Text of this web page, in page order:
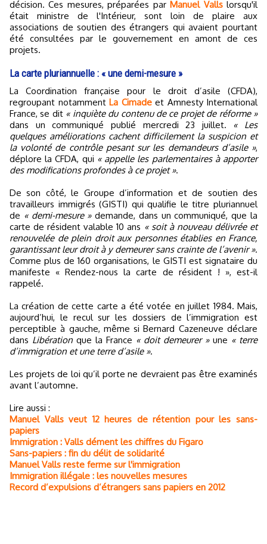
décision. Ces mesures, préparées parManuel Vallslorsqu'il
était ministre de l'Intérieur, sont loin de plaire aux
associations de soutien des étrangers qui avaient pourtant
été consultées par le gouvernement en amont de ces
projets.
La carte pluriannuelle : « une demi-mesure »
La Coordination française pour le droit d’asile (CFDA),
regroupant notamment La Cimadeet Amnesty International
France, se dit « inquiète du contenu de ce projet de réforme »
dans un communiqué publié mercredi 23 juillet. « Les
quelques améliorations cachent difficilement la suspicion et
la volonté de contrôle pesant sur les demandeurs d’asile »,
déplore la CFDA, qui « appelle les parlementaires à apporter
des modifications profondes à ce projet ».
De son côté, le Groupe d’information et de soutien des
travailleurs immigrés (GISTI) qui qualifie le titre pluriannuel
de « demi-mesure »demande, dans un communiqué, que la
carte de résident valable 10 ans « soit à nouveau délivrée et
renouvelée de plein droit aux personnes établies en France,
garantissant leur droit à y demeurer sans crainte de l’avenir ».
Comme plus de 160 organisations, le GISTI est signataire du
manifeste « Rendez-nous la carte de résident ! », est-il
rappelé.
La création de cette carte a été votée en juillet 1984. Mais,
aujourd’hui, le recul sur les dossiers de l’immigration est
perceptible à gauche, même si Bernard Cazeneuve déclare
dans Libération que la France « doit demeurer »une « terre
d’immigration et une terre d’asile ».
Les projets de loi qu’il porte ne devraient pas être examinés
avant l’automne.
Lire aussi :
Manuel Valls veut 12 heures de rétention pour les sans-
papiers
Immigration : Valls dément les chiffres du Figaro
Sans-papiers : fin du délit de solidarité
Manuel Valls reste ferme sur l'immigration
Immigration illégale : les nouvelles mesures
Record d’expulsions d’étrangers sans papiers en 2012